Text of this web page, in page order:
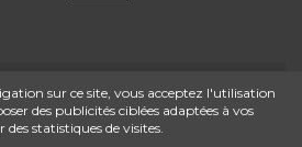
moment.
de
du site.
sur ce site, vous acceptez l'utilisation
des publicités ciblées adaptées à vos
statistiques de visites.